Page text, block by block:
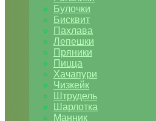
Булочки
Бисквит
Пахлава
Лепешки
Пряники
Пицца
Хачапури
Чизкейк
Штрудель
Шарлотка
Манник